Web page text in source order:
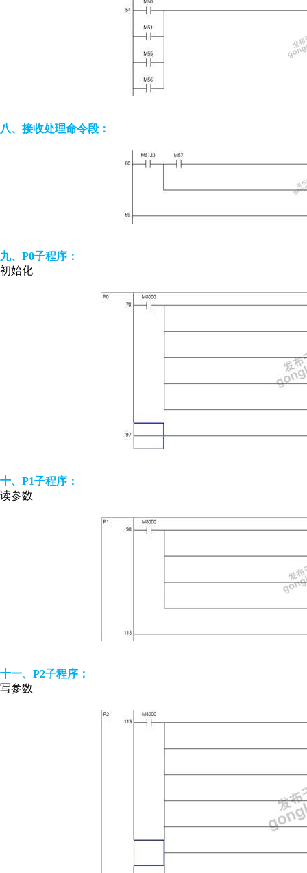
八、接收处理命令段：
九、P0子程序：
初始化
十、P1子程序：
读参数
十一、P2子程序：
写参数